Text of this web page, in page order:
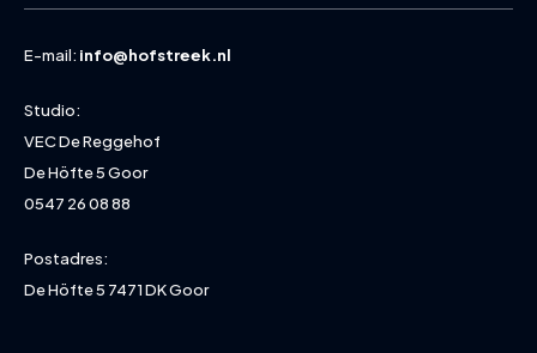
E-mail: info@hofstreek.nl
Studio:
VEC De Reggehof
De Höfte 5 Goor
0547 26 08 88
Postadres:
De Höfte 5 7471 DK Goor